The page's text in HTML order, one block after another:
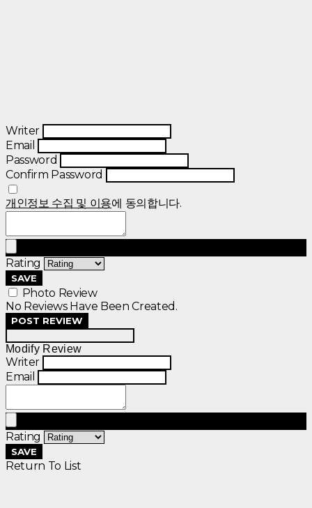
Writer
Email
Password
Confirm Password
개인정보 수집 및 이용에 동의합니다.
Rating
SAVE
Photo Review
No Reviews Have Been Created.
POST REVIEW
Modify Review
Writer
Email
Rating
SAVE
Return To List